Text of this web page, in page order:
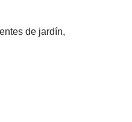
de jardín,